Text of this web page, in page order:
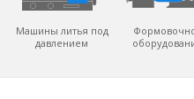
Машины литья под
давлением